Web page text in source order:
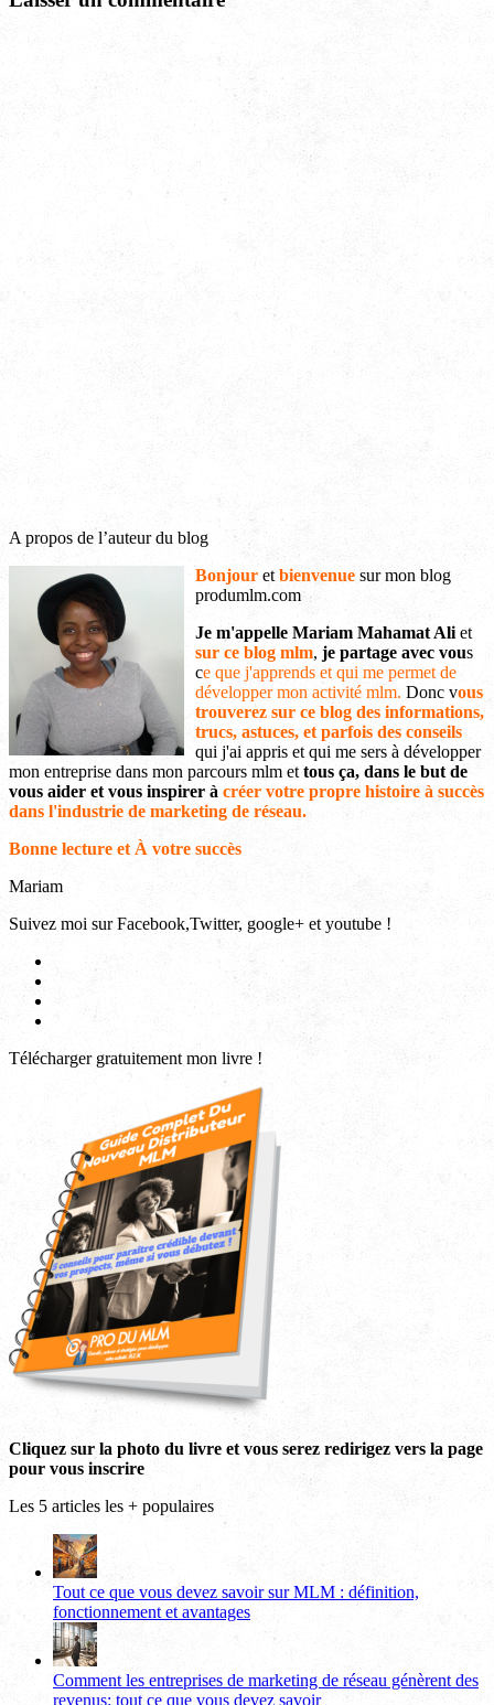
A propos de l’auteur du blog
Bonjour etbienvenue sur mon blog
produmlm.com
Je m'appelle Mariam Mahamat Aliet
sur ce blog mlm, je partage avec vous
ce que j'apprends et qui me permet de
développer mon activité mlm. Donc vous
trouverez sur ce blog des informations,
trucs, astuces, et parfois des conseils
qui j'ai appris et qui me sers à développer
mon entreprise dans mon parcours mlm ettous ça, dans le but de
vous aider et vous inspirer à créer votre propre histoire à succès
dans l'industrie de marketing de réseau.
Bonne lecture et À votre succès
Mariam
Suivez moi sur Facebook,Twitter, google+ et youtube !
sur
porodumlm
de
UC_2UgAmhWDuaRIDwEQiQ9iA
profil
Google+
Télécharger gratuitement mon livre !
Cliquez sur la photo du livre et vous serez redirigez vers la page
pour vous inscrire
Les 5 articles les + populaires
Tout ce que vous devez savoir sur MLM : définition,
fonctionnement et avantages
Comment les entreprises de marketing de réseau génèrent des
revenus: tout ce que vous devez savoir